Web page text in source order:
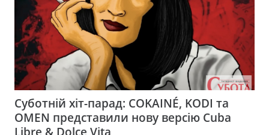
Суботній хіт-парад: COKAINÉ, KODI та
OMEN представили нову версію Cuba
Libre & Dolce Vita